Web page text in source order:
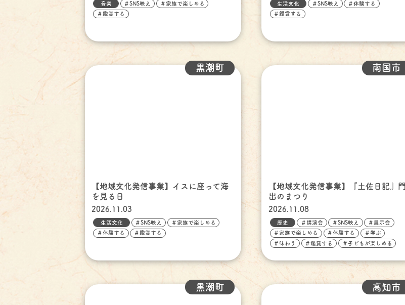
音楽 ＃SNS映え ＃家族で楽しめる
＃鑑賞する
生活文化 ＃SNS映え ＃体験する
＃鑑賞する
【地域文化発信事業】イスに座って海
を見る日
黒潮町
2026.11.03
生活文化 ＃SNS映え ＃家族で楽しめる
＃体験する ＃鑑賞する
【地域文化発信事業】『土佐日記』門
出のまつり
南国市
2026.11.08
歴史 ＃講演会 ＃SNS映え ＃展示会
＃家族で楽しめる ＃体験する ＃学ぶ
＃味わう ＃鑑賞する ＃子どもが楽しめる
黒潮町 高知市